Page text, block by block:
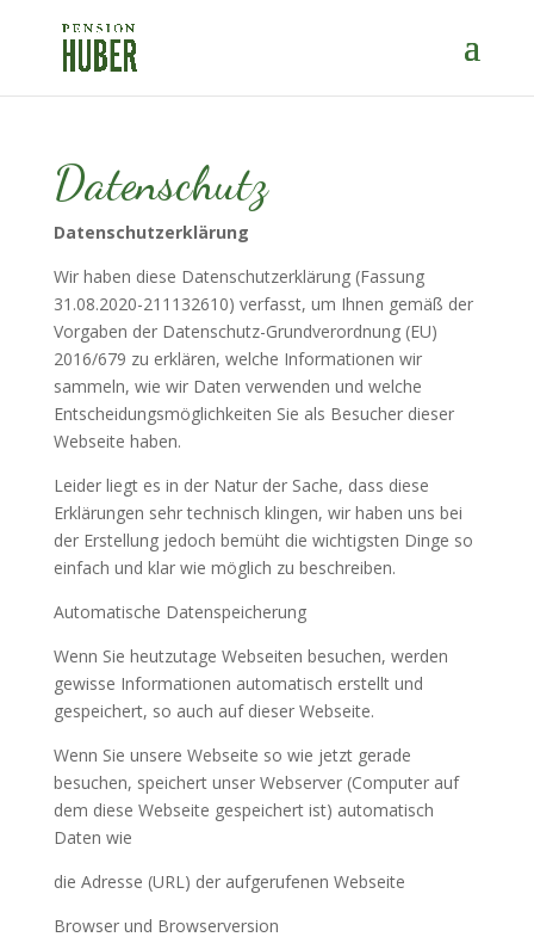
Datenschutz
Datenschutzerklärung
Wir haben diese Datenschutzerklärung (Fassung
31.08.2020-211132610) verfasst, um Ihnen gemäß der
Vorgaben der Datenschutz-Grundverordnung (EU)
2016/679 zu erklären, welche Informationen wir
sammeln, wie wir Daten verwenden und welche
Entscheidungsmöglichkeiten Sie als Besucher dieser
Webseite haben.
Leider liegt es in der Natur der Sache, dass diese
Erklärungen sehr technisch klingen, wir haben uns bei
der Erstellung jedoch bemüht die wichtigsten Dinge so
einfach und klar wie möglich zu beschreiben.
Automatische Datenspeicherung
Wenn Sie heutzutage Webseiten besuchen, werden
gewisse Informationen automatisch erstellt und
gespeichert, so auch auf dieser Webseite.
Wenn Sie unsere Webseite so wie jetzt gerade
besuchen, speichert unser Webserver (Computer auf
dem diese Webseite gespeichert ist) automatisch
Daten wie
die Adresse (URL) der aufgerufenen Webseite
Browser und Browserversion